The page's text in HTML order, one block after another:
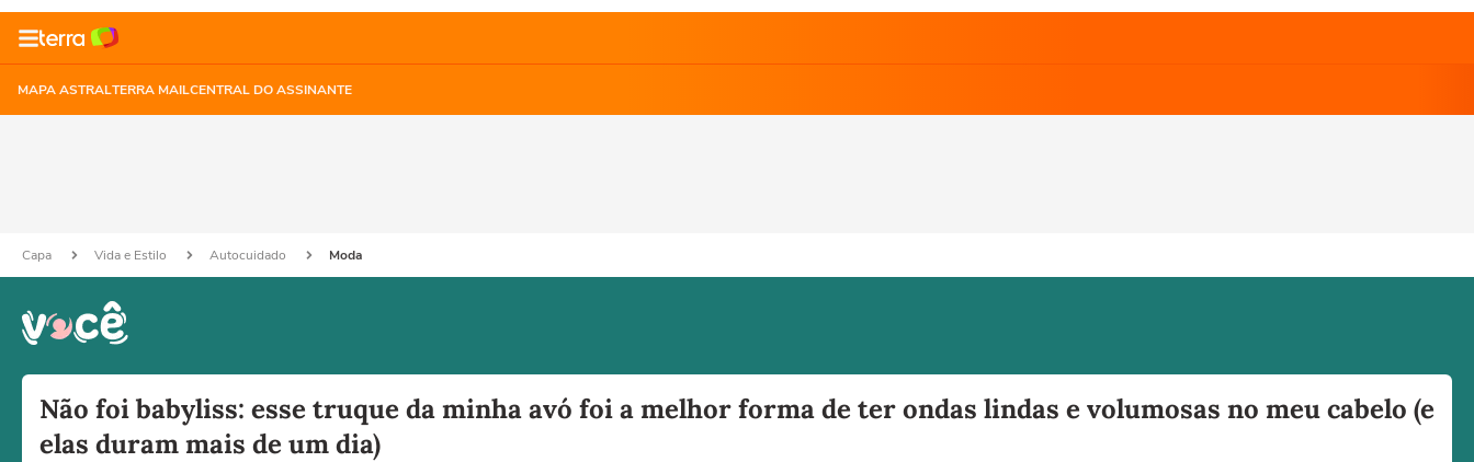
MAPA ASTRALTERRA MAILCENTRAL DO ASSINANTE
Capa Vida e Estilo Autocuidado Moda
Não foi babyliss: esse truque da minha avó foi a melhor forma de ter ondas lindas e volumosas no meu cabelo (e
elas duram mais de um dia)